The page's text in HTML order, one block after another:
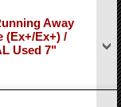
Away
(Ex+/Ex+) /
Used 7"